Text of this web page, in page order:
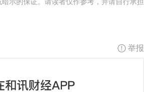
示的保证。请读者仅作参考，并请自行承担
举报